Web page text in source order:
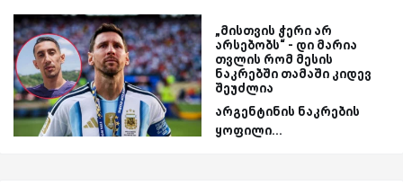
„მისთვის ჭერი არ
არსებობს“ - დი მარია
თვლის რომ მესის
ნაკრებში თამაში კიდევ
შეუძლია
არგენტინის ნაკრების
ყოფილი...